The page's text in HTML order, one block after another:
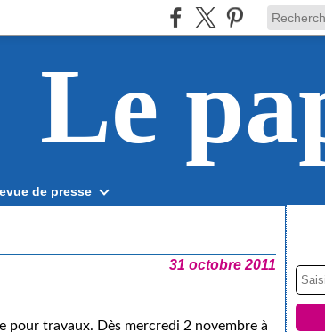
Le
de presse
31 octobre 2011
pour travaux. Dès mercredi 2 novembre à